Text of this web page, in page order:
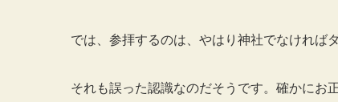
では、参拝するのは、やはり神社でなければ
それも誤った認識なのだそうです。確かにお